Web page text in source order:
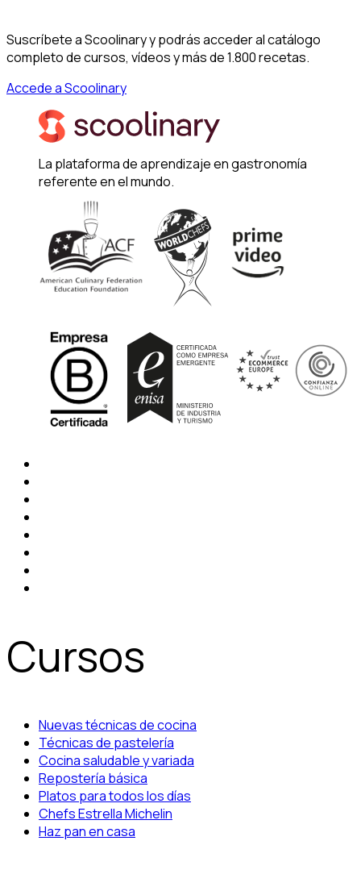
Suscríbete a Scoolinary y podrás acceder al catálogo
completo de cursos, vídeos y más de 1.800 recetas.
Accede a Scoolinary
La plataforma de aprendizaje en gastronomía
referente en el mundo.
Cursos
Nuevas técnicas de cocina
Técnicas de pastelería
Cocina saludable y variada
Repostería básica
Platos para todos los días
Chefs Estrella Michelin
Haz pan en casa